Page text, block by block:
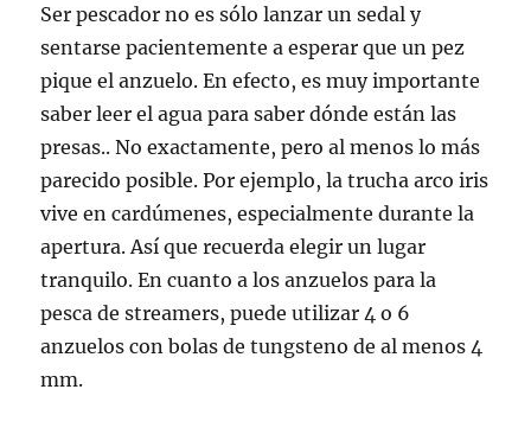
Ser pescador no es sólo lanzar un sedal y
sentarse pacientemente a esperar que un pez
pique el anzuelo. En efecto, es muy importante
saber leer el agua para saber dónde están las
presas.. No exactamente, pero al menos lo más
parecido posible. Por ejemplo, la trucha arco iris
vive en cardúmenes, especialmente durante la
apertura. Así que recuerda elegir un lugar
tranquilo. En cuanto a los anzuelos para la
pesca de streamers, puede utilizar 4 o 6
anzuelos con bolas de tungsteno de al menos 4
mm.